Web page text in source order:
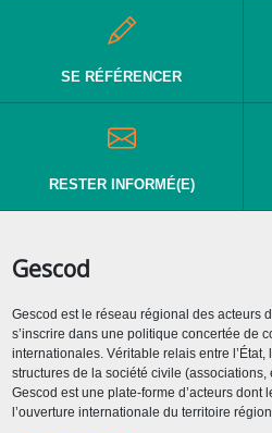
SE RÉFÉRENCER
RESTER INFORMÉ(E)
Gescod
Gescod est le réseau régional des acteurs
s’inscrire dans une politique concertée de
internationales. Véritable relais entre
structures de la société civile (associations,
Gescod est une plate-forme d’acteurs dont
l’ouverture internationale du territoire